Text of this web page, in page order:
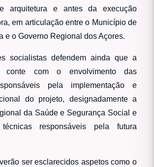
arquitetura e antes da execução
em articulação entre o Município de
e o Governo Regional dos Açores.
socialistas defendem ainda que a
conte com o envolvimento das
pela implementação e
do projeto, designadamente a
da Saúde e Segurança Social e
responsáveis pela futura
ser esclarecidos aspetos como o